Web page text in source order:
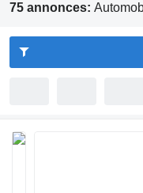
75 annonces: